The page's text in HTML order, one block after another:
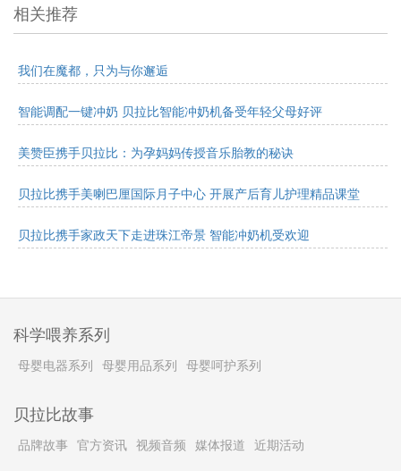
相关推荐
我们在魔都，只为与你邂逅
智能调配一键冲奶 贝拉比智能冲奶机备受年轻父母好评
美赞臣携手贝拉比：为孕妈妈传授音乐胎教的秘诀
贝拉比携手美喇巴厘国际月子中心 开展产后育儿护理精品课堂
贝拉比携手家政天下走进珠江帝景 智能冲奶机受欢迎
科学喂养系列
母婴电器系列 母婴用品系列 母婴呵护系列
贝拉比故事
品牌故事 官方资讯 视频音频 媒体报道 近期活动